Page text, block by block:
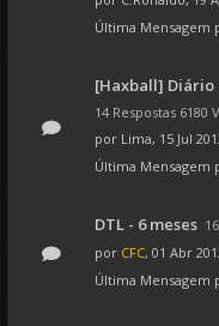
Última Mensagem
[Haxball] Diário
14 Respostas 6180
por Lima, 15 Jul
Última Mensagem
DTL - 6 meses
por CFC, 01 Abr
Última Mensagem